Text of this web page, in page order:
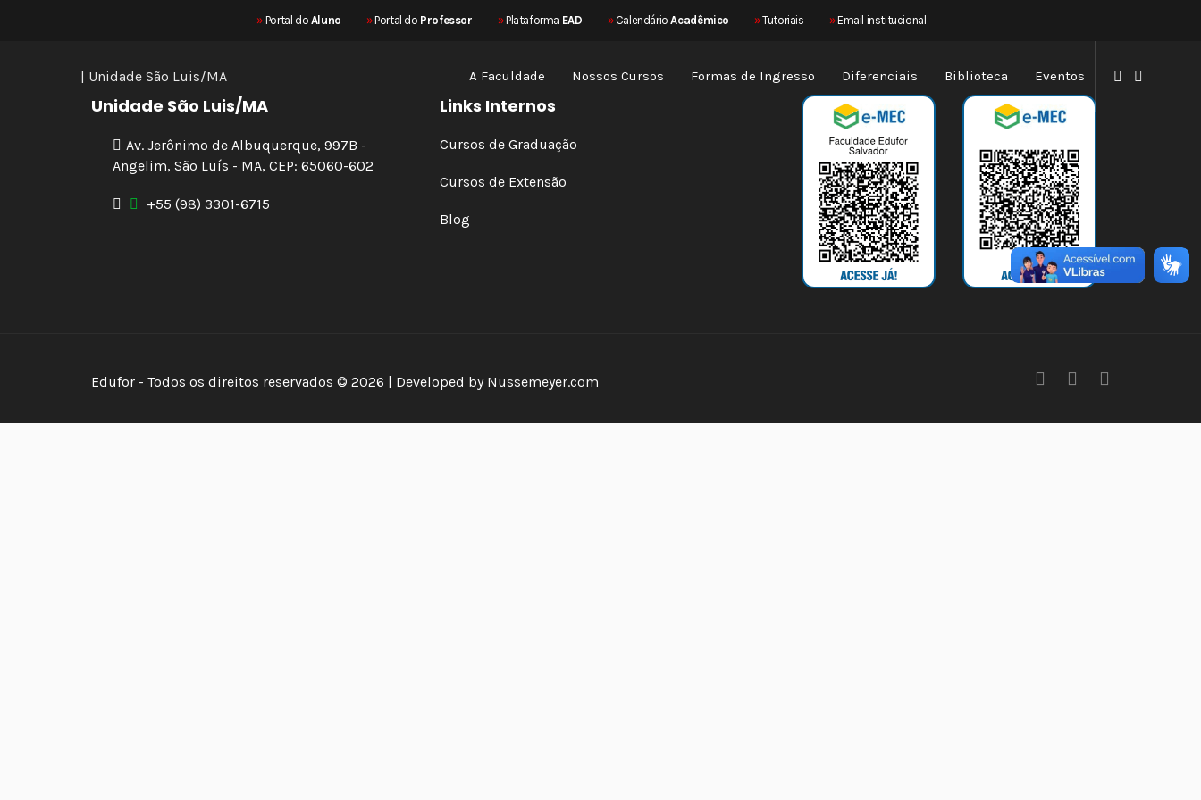
» Portal do Aluno »Portal do Professor »Plataforma EAD »CalendárioAcadêmico »Tutoriais »Email institucional
| Unidade São Luis/MA A Faculdade Nossos Cursos Formas de Ingresso Diferenciais Biblioteca Eventos
Unidade São Luis/MA
Av. Jerônimo de Albuquerque, 997B -
Angelim, São Luís - MA, CEP: 65060-602
+55 (98) 3301-6715
Links Internos
Cursos de Graduação
Cursos de Extensão
Blog
Edufor - Todos os direitos reservados © 2026 | Developed by Nussemeyer.com